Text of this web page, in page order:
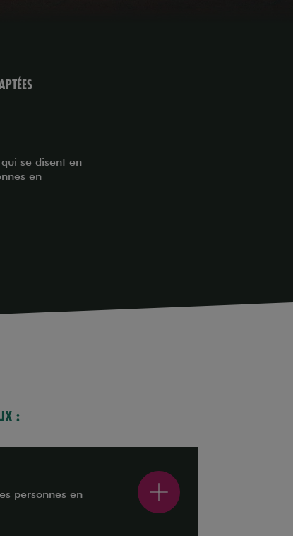
se disent en
en
:
personnes en